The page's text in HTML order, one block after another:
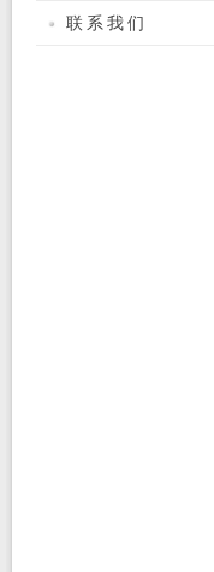
联系我们